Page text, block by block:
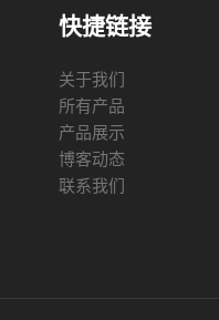
快捷链接
关于我们
所有产品
产品展示
博客动态
联系我们